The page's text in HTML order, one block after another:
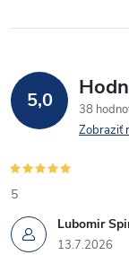
i
p
r
v
k
y
5,0
38
Zobraziť
Lubomir
13.7.2026
5